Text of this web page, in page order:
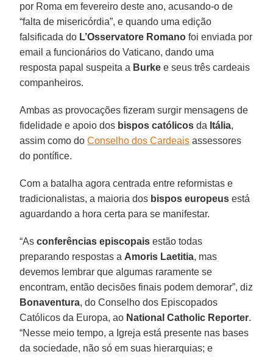
por Roma em fevereiro deste ano, acusando-o de
“falta de misericórdia”, e quando uma edição
falsificada do L’Osservatore Romano foi enviada por
email a funcionários do Vaticano, dando uma
resposta papal suspeita a Burke e seus três cardeais
companheiros.
Ambas as provocações fizeram surgir mensagens de
fidelidade e apoio dos bispos católicos da Itália,
assim como doConselho dos Cardeais assessores
do pontífice.
Com a batalha agora centrada entre reformistas e
tradicionalistas, a maioria dos bispos europeus está
aguardando a hora certa para se manifestar.
“Asconferências episcopais estão todas
preparando respostas a Amoris Laetitia, mas
devemos lembrar que algumas raramente se
encontram, então decisões finais podem demorar”, diz
Bonaventura, do Conselho dos Episcopados
Católicos da Europa, ao National Catholic Reporter.
“Nesse meio tempo, a Igreja está presente nas bases
da sociedade, não só em suas hierarquias; e